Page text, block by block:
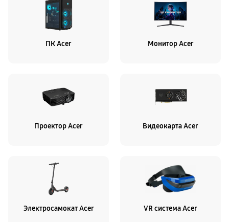
ПК Acer Монитор Acer
Проектор Acer Видеокарта Acer
Электросамокат Acer VR система Acer